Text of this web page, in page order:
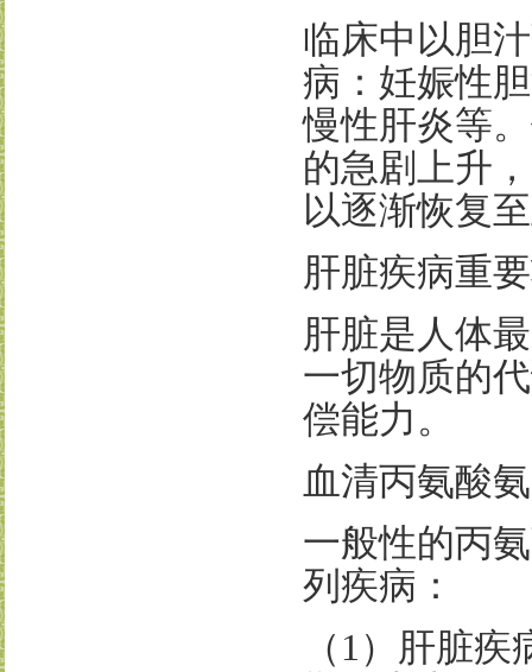
临床中以胆
病：妊娠性
慢性肝炎等
的急剧上升
以逐渐恢复
肝脏疾病重
肝脏是人体
一切物质的
偿能力。
血清丙氨酸
一般性的丙
列疾病：
（ 1 ）肝脏疾